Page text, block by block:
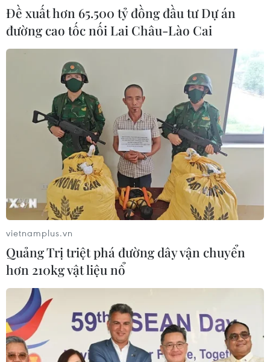
Đề xuất hơn 65.500 tỷ đồng đầu tư Dự án
đường cao tốc nối Lai Châu-Lào Cai
vietnamplus.vn
Quảng Trị triệt phá đường dây vận chuyển
hơn 210kg vật liệu nổ